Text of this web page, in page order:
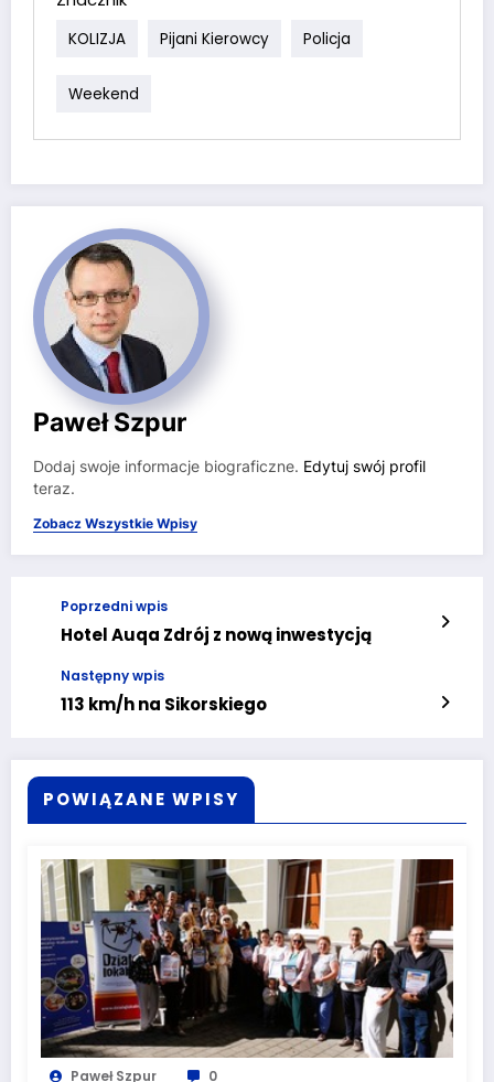
KOLIZJA Pijani Kierowcy Policja
Weekend
Paweł Szpur
Dodaj swoje informacje biograficzne. Edytuj swój profil
teraz.
Zobacz Wszystkie Wpisy
Poprzedni wpis
Hotel Auqa Zdrój z nową inwestycją
Następny wpis
113 km/h na Sikorskiego
POWIĄZANE WPISY
Paweł Szpur 0